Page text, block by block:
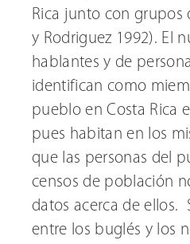
Rica junto con grupos
y Rodriguez 1992). El
hablantes y de
identifican como
pueblo en Costa Rica
pues habitan en los
que las personas del
censos de población
datos acerca de ellos.
entre los buglés y los